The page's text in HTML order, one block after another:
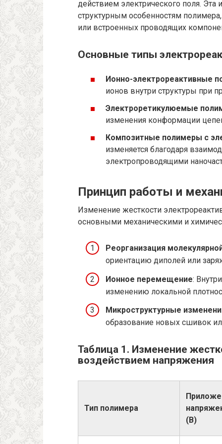
действием электрического поля. Эта
структурным особенностям
или встроенных проводящих
Основные типы
Ионно-электрореактивные
ионов внутри структуры при
Электроретикулюемые
изменения конформации
Композитные полимеры с
изменяется благодаря
электропроводящими
Принцип работы и
Изменение жесткости
основными механическими и
Реорганизация
ориентацию диполей или
Ионное перемещение:
изменению локальной
Микроструктурные
образование новых сшивок
Таблица 1. Изменение
воздействием напряжения
Тип полимера
(В)